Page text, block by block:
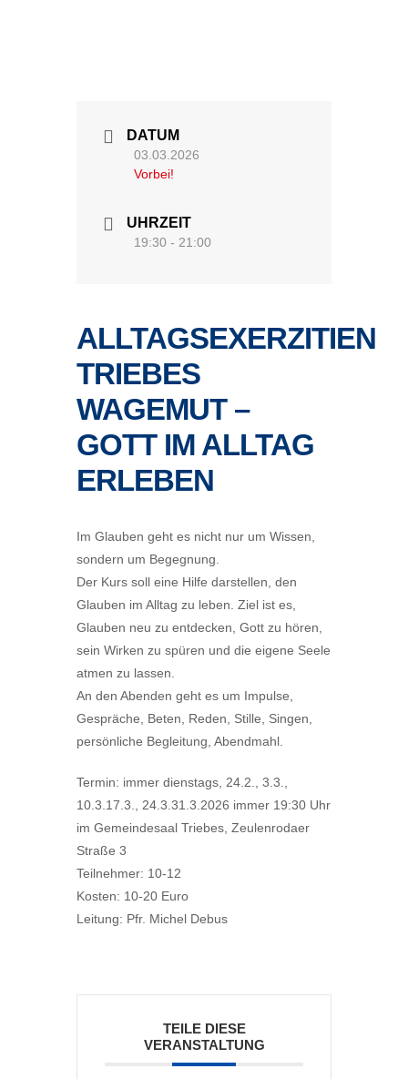
DATUM
03.03.2026
Vorbei!
UHRZEIT
19:30 - 21:00
ALLTAGSEXERZITIEN
TRIEBES
WAGEMUT –
GOTT IM ALLTAG
ERLEBEN
Im Glauben geht es nicht nur um Wissen,
sondern um Begegnung.
Der Kurs soll eine Hilfe darstellen, den
Glauben im Alltag zu leben. Ziel ist es,
Glauben neu zu entdecken, Gott zu hören,
sein Wirken zu spüren und die eigene Seele
atmen zu lassen.
An den Abenden geht es um Impulse,
Gespräche, Beten, Reden, Stille, Singen,
persönliche Begleitung, Abendmahl.
Termin: immer dienstags, 24.2., 3.3.,
10.3.17.3., 24.3.31.3.2026 immer 19:30 Uhr
im Gemeindesaal Triebes, Zeulenrodaer
Straße 3
Teilnehmer: 10-12
Kosten: 10-20 Euro
Leitung: Pfr. Michel Debus
TEILE DIESE
VERANSTALTUNG